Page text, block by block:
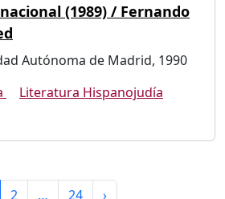
(1989) / Fernando
Autónoma de Madrid, 1990
Literatura Hispanojudía
2 … 24 ›